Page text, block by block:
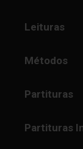
Leituras
Métodos
Partituras
Partituras